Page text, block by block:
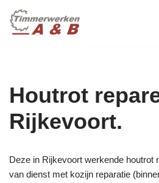
Ga
Houtrot
Rijkevoort.
Deze in Rijkevoort werkende houtrot
van dienst met kozijn reparatie